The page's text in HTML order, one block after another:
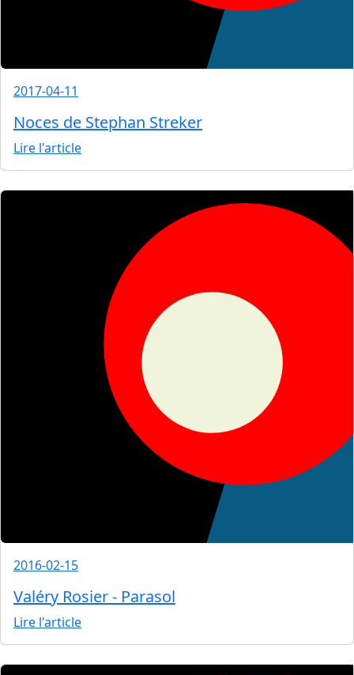
2017-04-11
Noces de Stephan Streker
Lire l'article
2016-02-15
Valéry Rosier - Parasol
Lire l'article